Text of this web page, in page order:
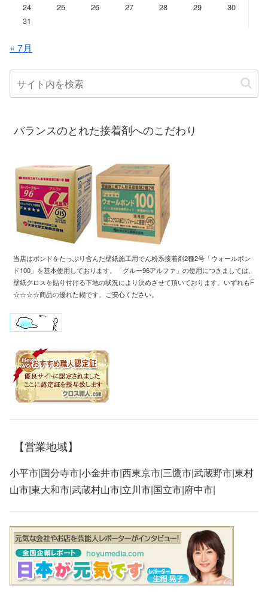
24
25 26 27 28 29
30
31
« 7月
バランスのとれた接着剤へのこだわり
当店はボンドをたっぷり含んだ壁紙施工用でん粉系接着剤2種2号「ウォールボン
ド100」 を基本使用しております 。「グルー96アルファ」の使用につきましては、
壁紙クロスを貼り付ける下地の状況により決めさせて頂いております
いずれもF
☆☆☆☆商品の優れた糊です ご安心ください。
【営業地域】
小平市|国分寺市|小金井市|西東京市|三鷹市|武蔵野市|東村
山市|東大和市|武蔵村山市|立川市|国立市|府中市|